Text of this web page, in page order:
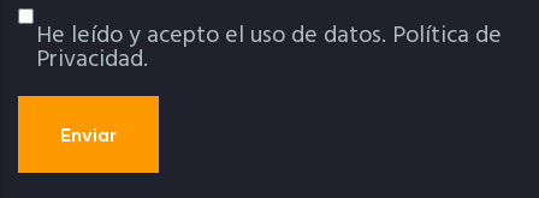
Política De Privacidad
He leído y acepto el uso de datos. Política de
Privacidad.